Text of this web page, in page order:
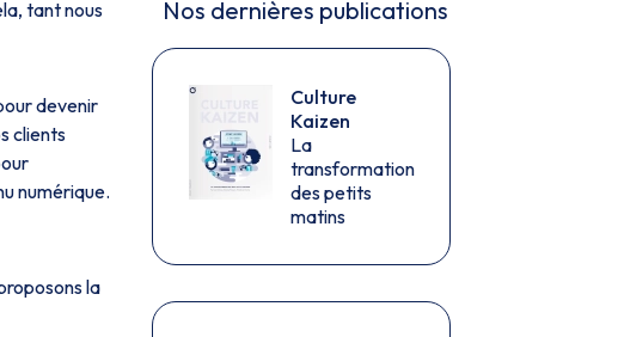
tant nous
devenir
clients
numérique.
la
Nos dernières publications
Culture
Kaizen
La
transformation
des petits
matins